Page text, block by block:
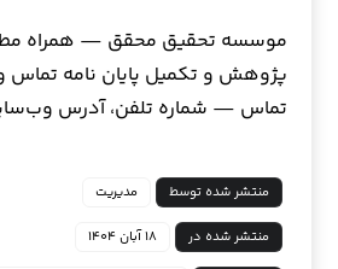
موسسه تحقیق محقق — همراه
پژوهش و تکمیل پایان نامه تماس
تماس — شماره تلفن، آدرس
منتشر شده توسط مدیریت
منتشر شده در ۱۸ آبان ۱۴۰۴